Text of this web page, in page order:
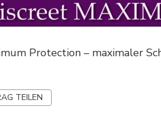
Protection – maximaler
TEILEN